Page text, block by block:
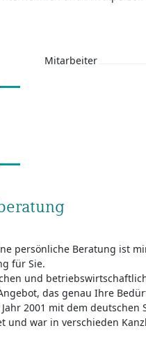
Mitarbeiter
persönliche Beratung ist
für Sie.
und
das genau Ihre
2001 mit dem deutschen
und war in verschieden